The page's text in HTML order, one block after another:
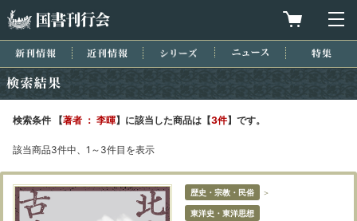
買物カゴを
新刊情報 近刊情報 シリーズ ニュース
検索条件 【著者 ： 李暉】に該当した商品は【3件】です。
該当商品3件中、1～3件目を表示
歴史・宗教・民俗 ＞
東洋史・東洋思想